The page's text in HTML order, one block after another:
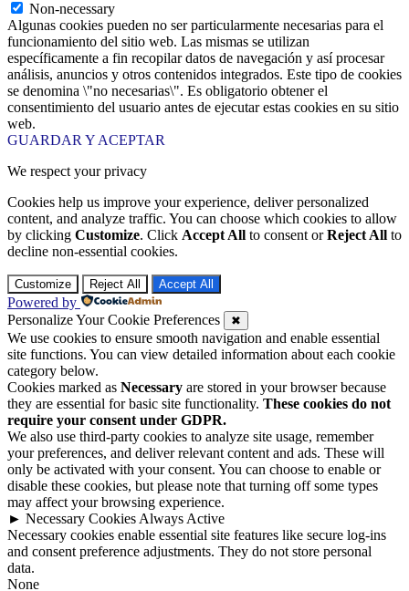
Non-necessary
Algunas cookies pueden no ser particularmente necesarias para el
funcionamiento del sitio web. Las mismas se utilizan
específicamente a fin recopilar datos de navegación y así procesar
análisis, anuncios y otros contenidos integrados. Este tipo de cookies
se denomina \"no necesarias\". Es obligatorio obtener el
consentimiento del usuario antes de ejecutar estas cookies en su sitio
web.
GUARDAR Y ACEPTAR
We respect your privacy
Cookies help us improve your experience, deliver personalized
content, and analyze traffic. You can choose which cookies to allow
by clicking Customize. Click Accept All to consent orReject All to
decline non-essential cookies.
Customize Reject All Accept All
Powered by
Personalize Your Cookie Preferences
✖
We use cookies to ensure smooth navigation and enable essential
site functions. You can view detailed information about each cookie
category below.
Cookies marked as Necessary are stored in your browser because
they are essential for basic site functionality. These cookies do not
require your consent under GDPR.
We also use third-party cookies to analyze site usage, remember
your preferences, and deliver relevant content and ads. These will
only be activated with your consent. You can choose to enable or
disable these cookies, but please note that turning off some types
may affect your browsing experience.
► Necessary Cookies Always Active
Necessary cookies enable essential site features like secure log-ins
and consent preference adjustments. They do not store personal
data.
None